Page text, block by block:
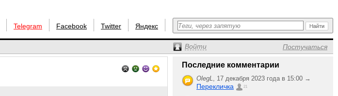
Telegram Facebook Twitter Яндекс
Войти Постучаться
Последние комментарии
OlegL, 17 декабря 2023 года в 15:00 →
Перекличка 21